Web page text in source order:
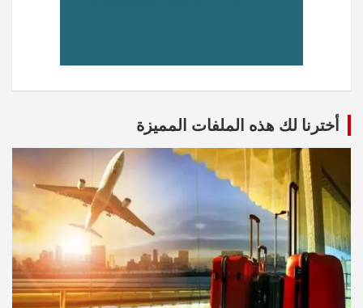
أخترنا لك هذه الملفات المميزة